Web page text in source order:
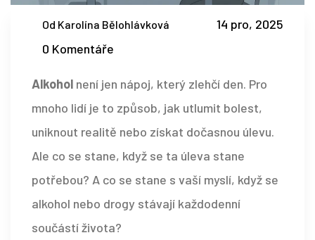
Od Karolína Bělohlávková
14 pro, 2025
0 Komentáře
Alkohol není jen nápoj, který zlehčí den. Pro
mnoho lidí je to způsob, jak utlumit bolest,
uniknout realitě nebo získat dočasnou úlevu.
Ale co se stane, když se ta úleva stane
potřebou? A co se stane s vaší myslí, když se
alkohol nebo drogy stávají každodenní
součástí života?